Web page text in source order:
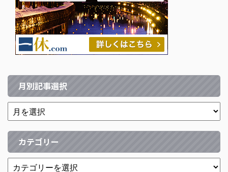
月別記事選択
カテゴリー